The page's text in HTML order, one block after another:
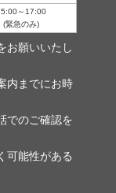
～17:00
(緊急のみ)
お願いいたし
内までにお時
でのご確認を
可能性がある